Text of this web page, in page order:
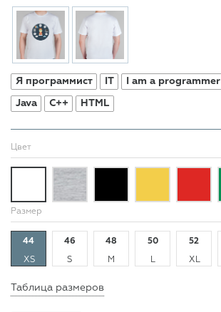
Я программист IT I am a programmer
Java C++ HTML
Цвет
Размер
44
XS
46
S
48
M
50
L
52
XL
Таблица размеров